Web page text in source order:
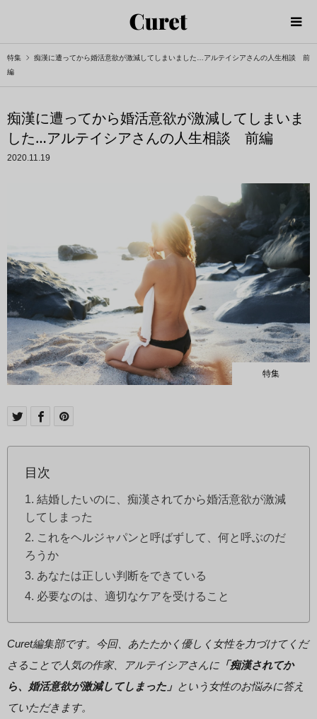
特集
痴漢に遭ってから婚活意欲が激減してしまいました…アルテイシアさんの人生相談 前
編
痴漢に遭ってから婚活意欲が激減してしまいま
した…アルテイシアさんの人生相談 前編
2020.11.19
特集
目次
結婚したいのに、痴漢されてから婚活意欲が激減
してしまった
これをヘルジャパンと呼ばずして、何と呼ぶのだ
ろうか
あなたは正しい判断をできている
必要なのは、適切なケアを受けること
Curet編集部です。今回、あたたかく優しく女性を力づけてくだ
さることで人気の作家、アルテイシアさんに 「痴漢されてか
ら、婚活意欲が激減してしまった」 という女性のお悩みに答え
ていただきます。